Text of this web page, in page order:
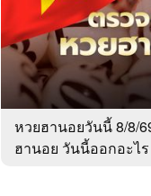
Sanook
ข่าว
หวยฮานอยวันนี้ 8/8/
ฮานอย วันนี้ออกอะไ